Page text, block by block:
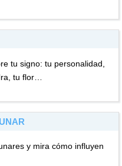
tu signo: tu personalidad,
tu flor…
y mira cómo influyen